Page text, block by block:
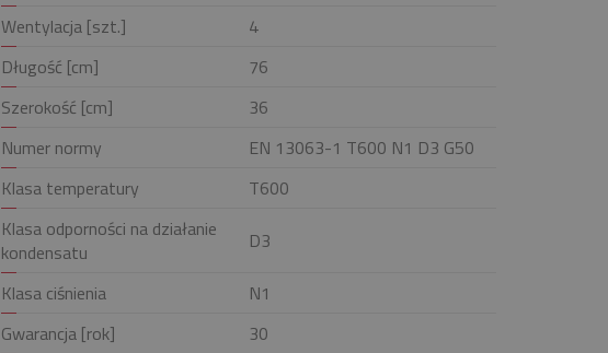
Wentylacja [szt.]
4
Długość [cm]
76
Szerokość [cm]
36
Numer normy
EN 13063-1 T600 N1 D3 G50
Klasa temperatury
T600
Klasa odporności na działanie
kondensatu
D3
Klasa ciśnienia
N1
Gwarancja [rok]
30